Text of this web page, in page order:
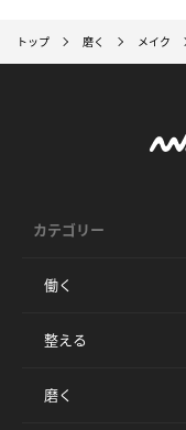
トップ 磨く メイク
カテゴリー
働く
整える
磨く